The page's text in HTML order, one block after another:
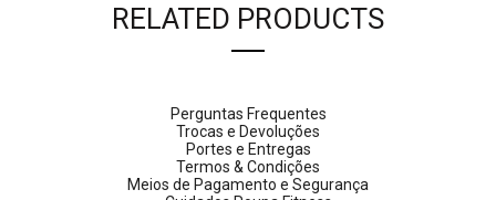
RELATED PRODUCTS
Perguntas Frequentes
Trocas e Devoluções
Portes e Entregas
Termos & Condições
Meios de Pagamento e Segurança